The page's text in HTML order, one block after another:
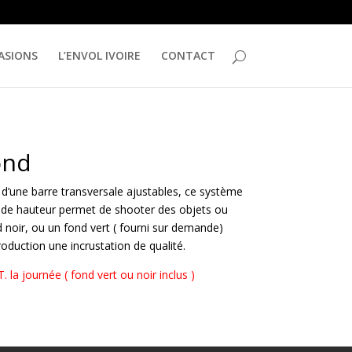
L’ENVOL IVOIRE CONTACT
barre transversale ajustables, ce système
hauteur permet de shooter des objets ou
ou un fond vert ( fourni sur demande)
une incrustation de qualité.
la journée ( fond vert ou noir inclus )